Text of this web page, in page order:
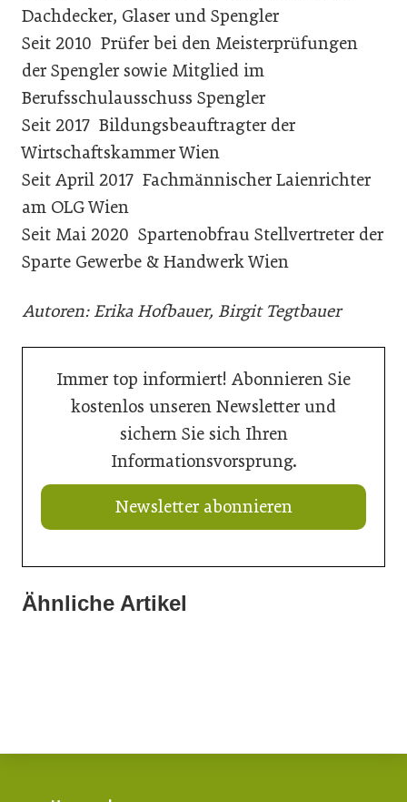
Dachdecker, Glaser und Spengler
Seit 2010 Prüfer bei den Meisterprüfungen
der Spengler sowie Mitglied im
Berufsschulausschuss Spengler
Seit 2017 Bildungsbeauftragter der
Wirtschaftskammer Wien
Seit April 2017 Fachmännischer Laienrichter
am OLG Wien
Seit Mai 2020 Spartenobfrau Stellvertreter der
Sparte Gewerbe & Handwerk Wien
Autoren: Erika Hofbauer, Birgit Tegtbauer
Immer top informiert! Abonnieren Sie
kostenlos unseren Newsletter und
sichern Sie sich Ihren
Informationsvorsprung.
Newsletter abonnieren
Ähnliche Artikel
20. Juli 2026